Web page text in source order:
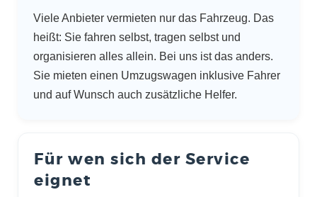
Viele Anbieter vermieten nur das Fahrzeug. Das
heißt: Sie fahren selbst, tragen selbst und
organisieren alles allein. Bei uns ist das anders.
Sie mieten einen Umzugswagen inklusive Fahrer
und auf Wunsch auch zusätzliche Helfer.
Für wen sich der Service
eignet